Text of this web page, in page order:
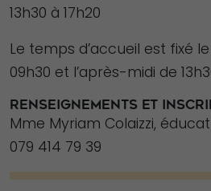
13h30 à 17h20
Le temps d’accueil est fixé
09h30 et l’après-midi de
RENSEIGNEMENTS ET
Mme Myriam Colaizzi,
079 414 79 39